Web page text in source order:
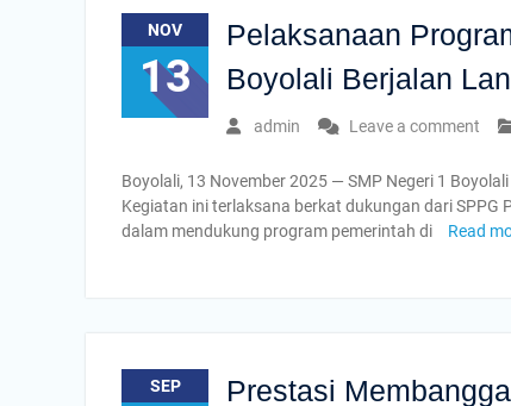
Nasional”
INFORMASI DAFTAR ULANG SPMB TAHUN
AJARAN 2025/2026
NOV
13
Pelaksanaan
Boyolali Berjalan
admin Leave a comment
Boyolali, 13 November 2025 — SMP Negeri 1
Kegiatan ini terlaksana berkat dukungan dari SPPG
dalam mendukung program pemerintah di
Read
SEP
Prestasi